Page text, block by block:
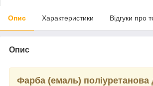
Опис Характеристики Відгуки про
Опис
Фарба (емаль) поліуретанова